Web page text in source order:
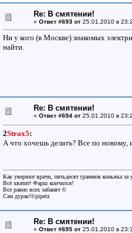
Re: В смятении!
« Ответ #693 от25.01.2010 в
Ни у кого (в Москве) знакомых
найти.
Re: В смятении!
« Ответ #694 от25.01.2010 в
2Strax5:
А что хочешь делать? Все по новому,
Как уверяют врачи, пятьдесят граммов коньяка
Всё хватит! Фарш кончился!
Все равно всех забанят ©
Сам дурак!©pipetz
Re: В смятении!
« Ответ #695 от25.01.2010 в